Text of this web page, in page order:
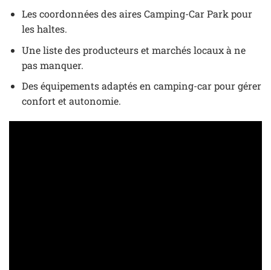
Les coordonnées des aires Camping-Car Park pour
les haltes.
Une liste des producteurs et marchés locaux à ne
pas manquer.
Des équipements adaptés en camping-car pour gérer
confort et autonomie.